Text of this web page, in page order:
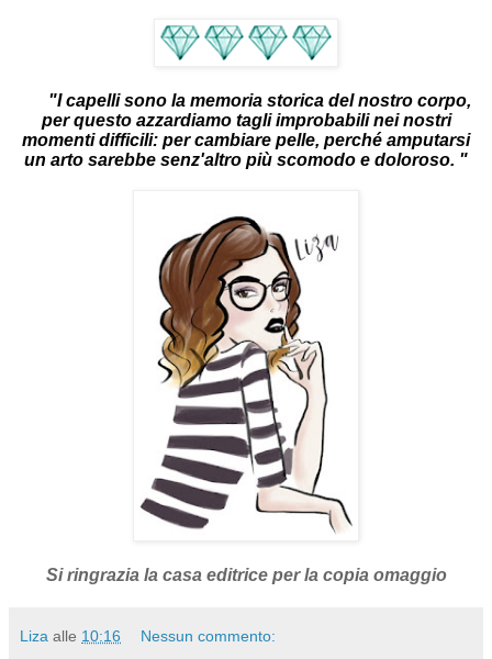
"I capelli sono la memoria storica del nostro corpo,
per questo azzardiamo tagli improbabili nei nostri
momenti difficili: per cambiare pelle, perché amputarsi
un arto sarebbe senz'altro più scomodo e doloroso. "
Si ringrazia la casa editrice per la copia omaggio
Liza alle 10:16 Nessun commento: